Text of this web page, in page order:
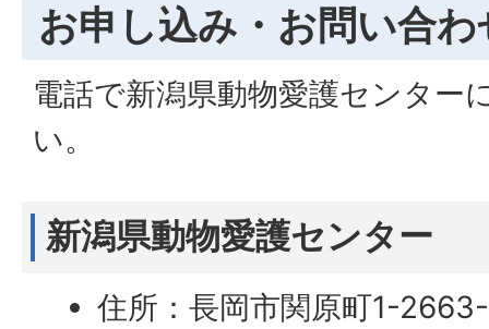
お申し込み・お問い合わ
電話で新潟県動物愛護センター
い。
新潟県動物愛護センター
住所：長岡市関原町1-